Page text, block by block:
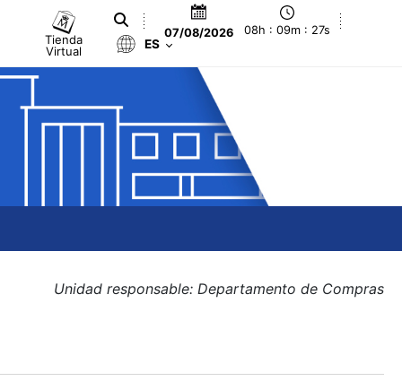
Tienda
Virtual
07/08/2026 08h : 09m : 27s
ES
Unidad responsable: Departamento de Compras